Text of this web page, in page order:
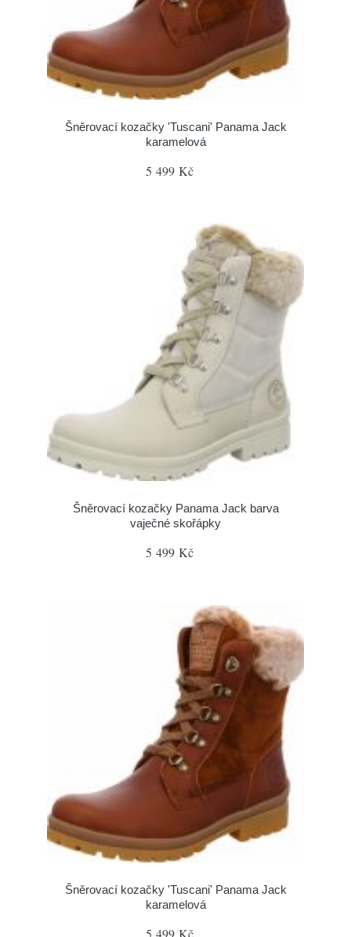
Šněrovací kozačky 'Tuscani' Panama Jack
karamelová
5 499 Kč
Šněrovací kozačky Panama Jack barva
vaječné skořápky
5 499 Kč
Šněrovací kozačky 'Tuscani' Panama Jack
karamelová
5 499 Kč